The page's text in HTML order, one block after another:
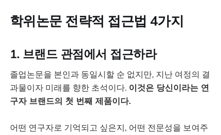
학위논문 전략적 접근법 4가지
1. 브랜드 관점에서 접근하라
졸업논문을 본인과 동일시할 순 없지만, 지난 여정의 결
과물이자 미래를 향한 초석이다. 이것은 당신이라는 연
구자 브랜드의 첫 번째 제품이다.
어떤 연구자로 기억되고 싶은지, 어떤 전문성을 보여주